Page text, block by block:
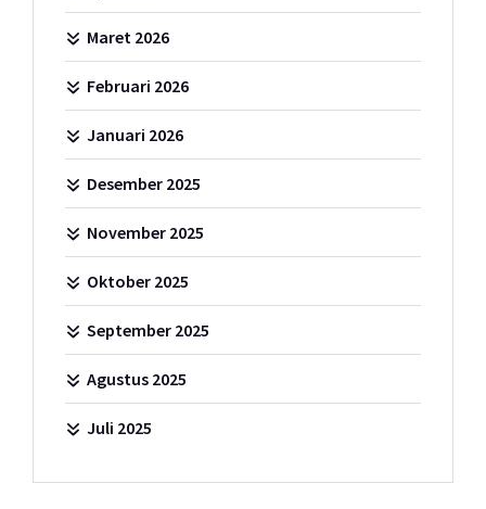
Maret 2026
Februari 2026
Januari 2026
Desember 2025
November 2025
Oktober 2025
September 2025
Agustus 2025
Juli 2025